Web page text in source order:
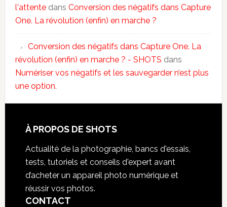
l'attentedans Conversion des négatifs dans Capture
One. La révolution (enfin) en marche ?
Conversion des négatifs dans Capture One. La
révolution (enfin) en marche ? - SHOTS dans
Numériser vos négatifs et les sauvegarder n’est plus
une option.
À PROPOS DE SHOTS
Actualité de la photographie, bancs d'essais,
tests, tutoriels et conseils d'expert avant
d’acheter un appareil photo numérique et
réussir vos photos.
CONTACT